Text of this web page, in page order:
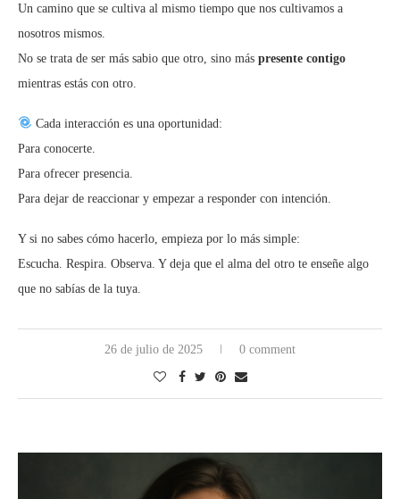
Un camino que se cultiva al mismo tiempo que nos cultivamos a
nosotros mismos.
No se trata de ser más sabio que otro, sino más presente contigo
mientras estás con otro.
Cada interacción es una oportunidad:
Para conocerte.
Para ofrecer presencia.
Para dejar de reaccionar y empezar a responder con intención.
Y si no sabes cómo hacerlo, empieza por lo más simple:
Escucha. Respira. Observa. Y deja que el alma del otro te enseñe algo
que no sabías de la tuya.
26 de julio de 2025 0 comment